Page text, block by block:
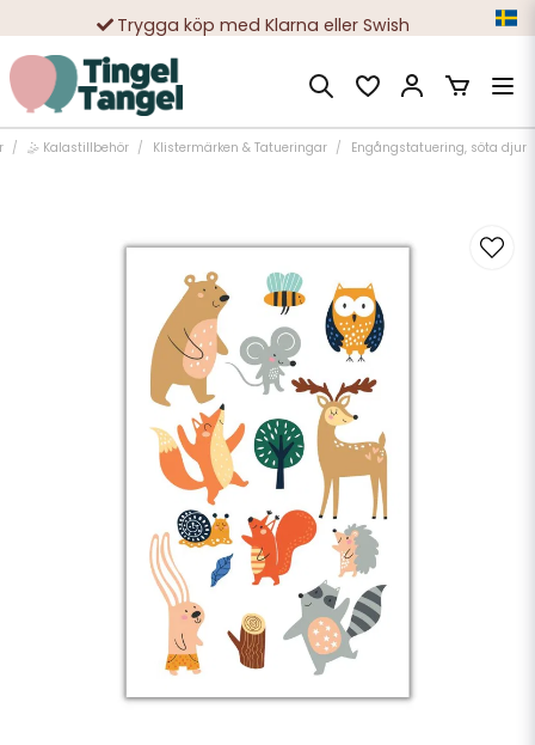
Trygga köp med Klarna eller Swish
10 000-tals nöjda kunder
🤹 Kalastillbehör Klistermärken & Tatueringar Engångstatuering, söta djur